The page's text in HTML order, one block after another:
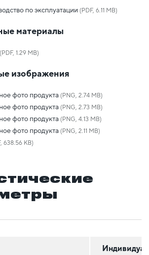
по эксплуатации (PDF, 6.11 MB)
материалы
(PDF, 1.29 MB)
изображения
фото продукта (PNG, 2.74 MB)
фото продукта (PNG, 2.73 MB)
фото продукта (PNG, 4.13 MB)
фото продукта (PNG, 2.11 MB)
638.56 KB)